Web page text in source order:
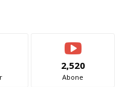
2,520
Abone